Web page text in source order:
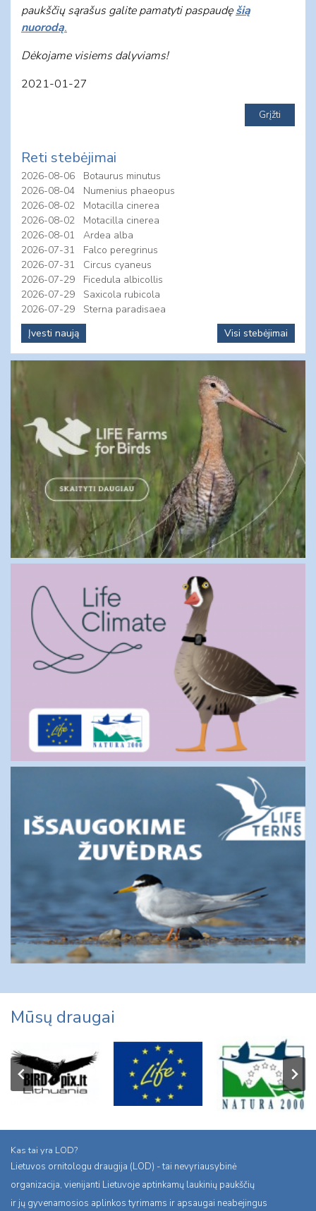
paukščių sąrašus galite pamatyti paspaudęšią
nuorodą.
Dėkojame visiems dalyviams!
2021-01-27
Reti stebėjimai
2026-08-06
Botaurus minutus
2026-08-04
Numenius phaeopus
2026-08-02
Motacilla cinerea
2026-08-02
Motacilla cinerea
2026-08-01
Ardea alba
2026-07-31
Falco peregrinus
2026-07-31
Circus cyaneus
2026-07-29
Ficedula albicollis
2026-07-29
Saxicola rubicola
2026-07-29
Sterna paradisaea
Įvesti naują
Visi stebėjimai
Mūsų draugai
Kas tai yra LOD?
Lietuvos ornitologu draugija (LOD) - tai nevyriausybinė
organizacija, vienijanti Lietuvoje aptinkamų laukinių paukščių
ir jų gyvenamosios aplinkos tyrimams ir apsaugai neabejingus